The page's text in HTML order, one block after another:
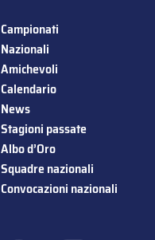
Campionati
Nazionali
Amichevoli
Calendario
News
Stagioni passate
Albo d’Oro
Squadre nazionali
Convocazioni nazionali